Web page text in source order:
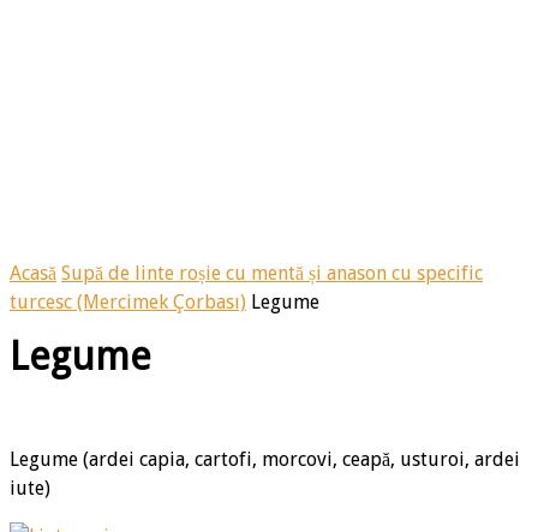
Acasă Supă de linte roșie cu mentă și anason cu specific
turcesc (Mercimek Çorbası) Legume
Legume
Legume (ardei capia, cartofi, morcovi, ceapă, usturoi, ardei
iute)